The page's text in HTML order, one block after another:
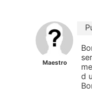
Maestro
d